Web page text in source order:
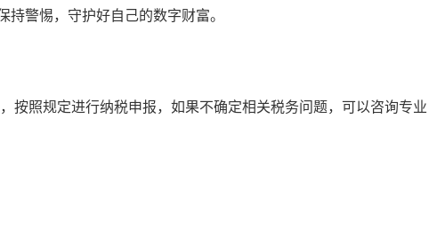
警惕，守护好自己的数字财富。
按照规定进行纳税申报，如果不确定相关税务问题，可以咨询专业